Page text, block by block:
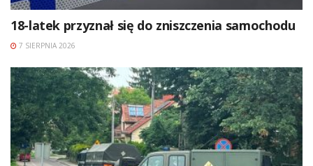
18-latek przyznał się do zniszczenia samochodu
7 SIERPNIA 2026